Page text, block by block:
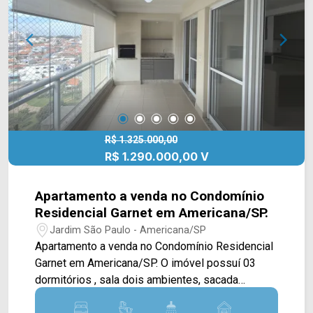
mudança!
R$ 1.325.000,00
R$ 1.290.000,00 V
Apartamento a venda no Condomínio
Residencial Garnet em Americana/SP.
Jardim São Paulo - Americana/SP
Apartamento a venda no Condomínio Residencial
Garnet em Americana/SP. O imóvel possuí 03
dormitórios , sala dois ambientes, sacada
gourmet, lavabo, cozinha com armários